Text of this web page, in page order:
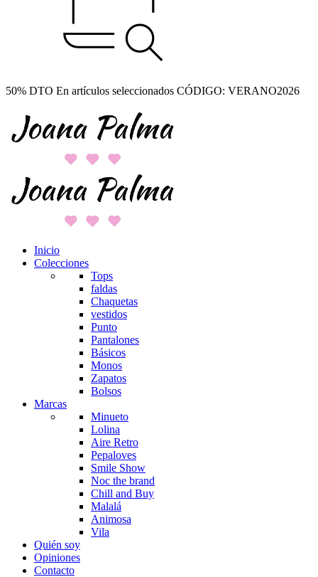
50% DTO En artículos seleccionados CÓDIGO: VERANO2026
Inicio
Colecciones
Tops
faldas
Chaquetas
vestidos
Punto
Pantalones
Básicos
Monos
Zapatos
Bolsos
Marcas
Minueto
Lolina
Aire Retro
Pepaloves
Smile Show
Noc the brand
Chill and Buy
Malalá
Animosa
Vila
Quién soy
Opiniones
Contacto